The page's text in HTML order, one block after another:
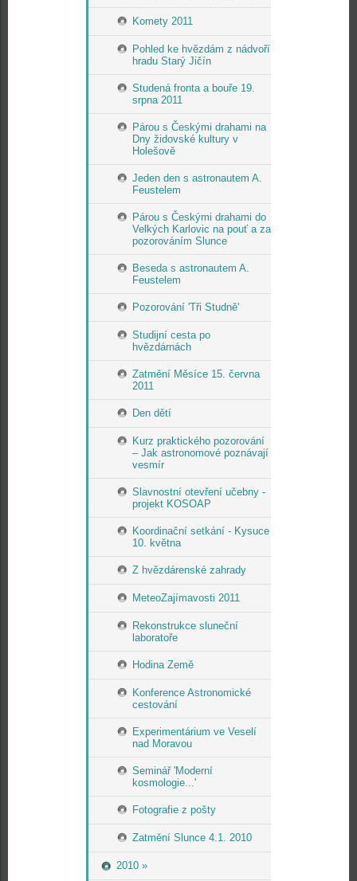
Komety 2011
Pohled ke hvězdám z nádvoří
hradu Starý Jičín
Studená fronta a bouře 19.
srpna 2011
Párou s Českými drahami na
Dny židovské kultury v
Holešově
Jeden den s astronautem A.
Feustelem
Párou s Českými drahami do
Velkých Karlovic na pouť a za
pozorováním Slunce
Beseda s astronautem A.
Feustelem
Pozorování 'Tři Studně'
Studijní cesta po
hvězdárnách
Zatmění Měsíce 15. června
2011
Den dětí
Kurz praktického pozorování
– Jak astronomové poznávají
vesmír
Slavnostní otevření učebny -
projekt KOSOAP
Koordinační setkání - Kysuce
10. května
Z hvězdárenské zahrady
MeteoZajímavosti 2011
Rekonstrukce sluneční
laboratoře
Hodina Země
Konference Astronomické
cestování
Experimentárium ve Veselí
nad Moravou
Seminář 'Moderní
kosmologie...'
Fotografie z pošty
Zatmění Slunce 4.1. 2010
2010 »